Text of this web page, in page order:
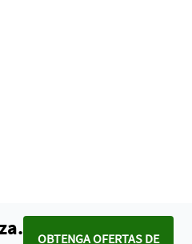
OBTENGA OFERTAS DE